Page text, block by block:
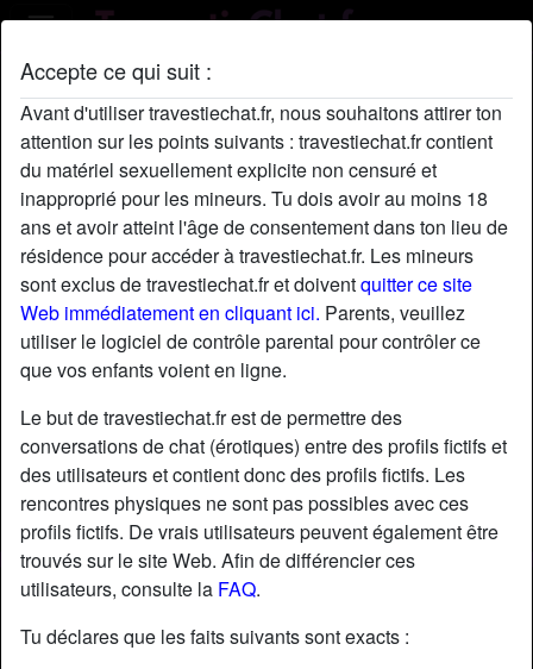
Accepte ce qui suit :
Avant d'utiliser travestiechat.fr, nous souhaitons attirer ton
attention sur les points suivants : travestiechat.fr contient
du matériel sexuellement explicite non censuré et
inapproprié pour les mineurs. Tu dois avoir au moins 18
ans et avoir atteint l'âge de consentement dans ton lieu de
résidence pour accéder à travestiechat.fr. Les mineurs
sont exclus de travestiechat.fr et doiventquitter ce site
Web immédiatement en cliquant ici. Parents, veuillez
utiliser le logiciel de contrôle parental pour contrôler ce
que vos enfants voient en ligne.
Le but de travestiechat.fr est de permettre des
conversations de chat (érotiques) entre des profils fictifs et
des utilisateurs et contient donc des profils fictifs. Les
rencontres physiques ne sont pas possibles avec ces
profils fictifs. De vrais utilisateurs peuvent également être
trouvés sur le site Web. Afin de différencier ces
utilisateurs, consulte la FAQ.
Tu déclares que les faits suivants sont exacts :
Profil de PascaleMesny
starAjouter chatDiscuter !